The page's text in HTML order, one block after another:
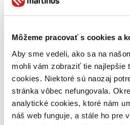
Môžeme pracovať s cookies a
Aby sme vedeli, ako sa na
mohli vám zobraziť tie najlepšie
cookies. Niektoré sú naozaj
stránka vôbec nefungovala.
analytické cookies, ktoré nám
náš web funguje, a stále ho pre
Dostupnosť
na centrálnom sklade (0
pripravujeme (0 titulov)
vypredaných)
Nové / čítané
nová (0 titulov)
čítaná (0 titulov)čítaná
čítaná - výborný stav (0
čítaná - mierne